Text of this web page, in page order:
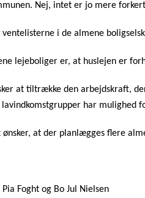
Nej, intet er jo mere
ventelisterne i de almene
lejeboliger er, at huslejen er
at tiltrække den arbejdskraft,
lavindkomstgrupper har mulighed
at der planlægges flere
Foght og Bo Jul Nielsen